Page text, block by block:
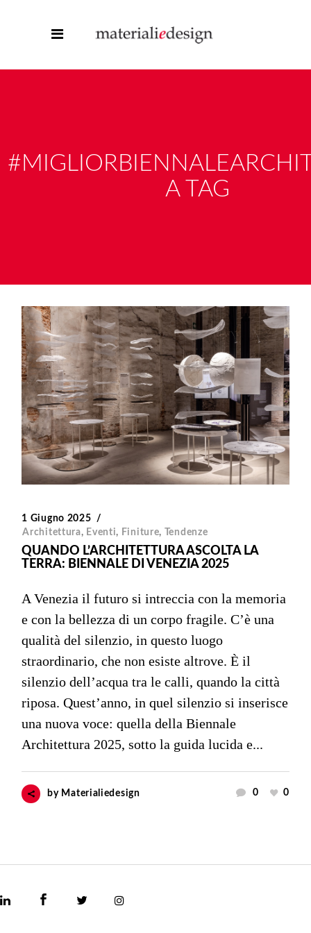
A TAG
1 Giugno 2025
Architettura, Eventi, Finiture, Tendenze
QUANDO L’ARCHITETTURA ASCOLTA LA
TERRA: BIENNALE DI VENEZIA 2025
A Venezia il futuro si intreccia con la memoria
e con la bellezza di un corpo fragile. C’è una
qualità del silenzio, in questo luogo
straordinario, che non esiste altrove. È il
silenzio dell’acqua tra le calli, quando la città
riposa. Quest’anno, in quel silenzio si inserisce
una nuova voce: quella della Biennale
Architettura 2025, sotto la guida lucida e...
by Materialiedesign 0 0